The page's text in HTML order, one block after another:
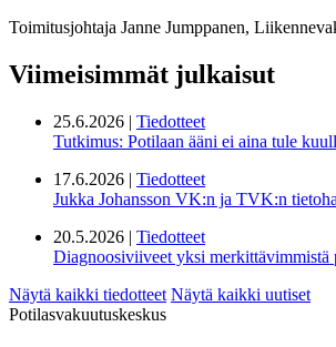
Toimitusjohtaja Janne Jumppanen,
Viimeisimmät julkaisut
25.6.2026 | Tiedotteet
Tutkimus: Potilaan ääni ei aina tule
17.6.2026 | Tiedotteet
Jukka Johansson VK:n ja TVK:n
20.5.2026 | Tiedotteet
Diagnoosiviiveet yksi merkittävimmistä
Näytä kaikki tiedotteet Näytä kaikki uutiset
Potilasvakuutuskeskus